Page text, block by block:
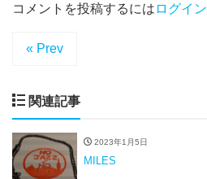
コメントを投稿するには ログイン
« Prev
関連記事
2023年1月5日
MILES